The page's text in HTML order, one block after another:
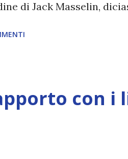
di Jack Masselin,
nessuno, di farsi
a cavarsela. Ma le cose
Jack vede per la
Libby che porta
con i